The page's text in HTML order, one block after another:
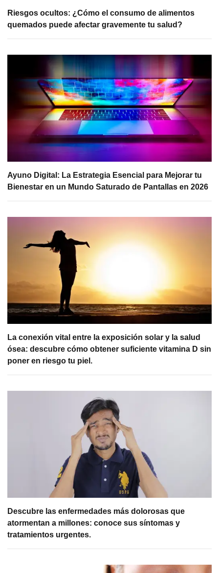
Riesgos ocultos: ¿Cómo el consumo de alimentos
quemados puede afectar gravemente tu salud?
Ayuno Digital: La Estrategia Esencial para Mejorar tu
Bienestar en un Mundo Saturado de Pantallas en 2026
La conexión vital entre la exposición solar y la salud
ósea: descubre cómo obtener suficiente vitamina D sin
poner en riesgo tu piel.
Descubre las enfermedades más dolorosas que
atormentan a millones: conoce sus síntomas y
tratamientos urgentes.